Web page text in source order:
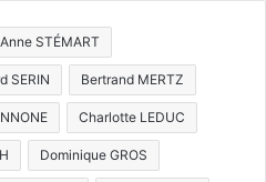
Anne STÉMART
SERIN Bertrand MERTZ
Charlotte LEDUC
Dominique GROS